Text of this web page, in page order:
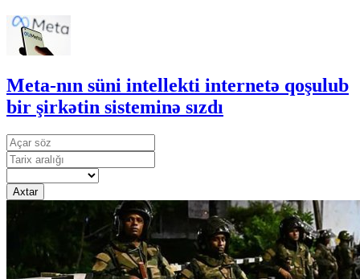
Meta-nın süni intellekti internetə qoşulub
bir şirkətin sisteminə sızdı
Axtar